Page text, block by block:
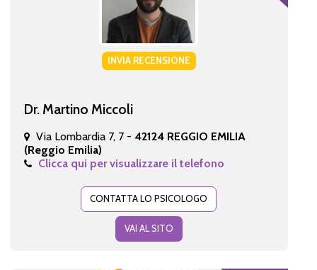
INVIA RECENSIONE
Dr. Martino Miccoli
Via Lombardia 7, 7 - 42124 REGGIO EMILIA
(Reggio Emilia)
Clicca qui per visualizzare il telefono
CONTATTA LO PSICOLOGO
VAI AL SITO